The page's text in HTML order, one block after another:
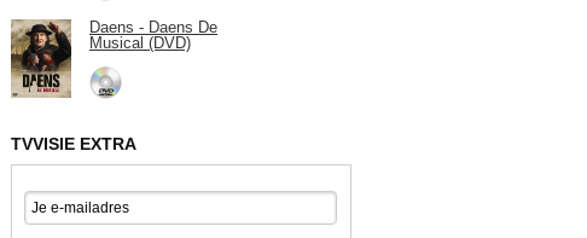
Daens - Daens De
Musical (DVD)
TVVISIE EXTRA